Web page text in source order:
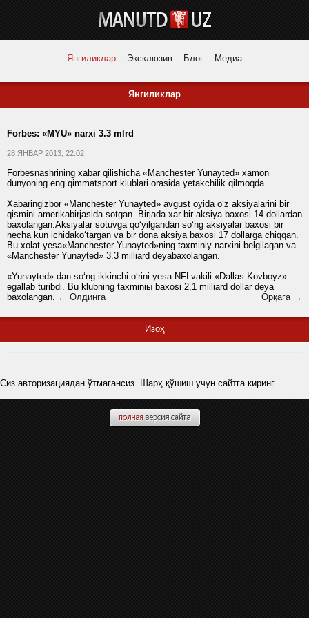
Янгиликлар Эксклюзив Блог Медиа
Янгиликлар
Forbes: «MYU» narxi 3.3 mlrd
28 ЯНВАР 2013, 22:02
Forbesnashrining xabar qilishicha «Manchester Yunayted» xamon
dunyoning eng qimmatsport klublari orasida yetakchilik qilmoqda.
Xabaringizbor «Manchester Yunayted» avgust oyida o‘z aksiyalarini bir
qismini amerikabirjasida sotgan. Birjada xar bir aksiya baxosi 14 dollardan
baxolangan.Aksiyalar sotuvga qo‘yilgandan so‘ng aksiyalar baxosi bir
necha kun ichidako‘targan va bir dona aksiya baxosi 17 dollarga chiqqan.
Bu xolat yesa«Manchester Yunayted»ning taxminiy narxini belgilagan va
«Manchester Yunayted» 3.3 milliard deyabaxolangan.
«Yunayted» dan so‘ng ikkinchi o‘rini yesa NFLvakili «Dallas Kovboyz»
egallab turibdi. Bu klubning taxminiы baxosi 2,1 milliard dollar deya
baxolangan. ← Олдинга Орқага →
Изоҳ
Сиз авторизациядан ўтмагансиз. Шарҳ қўшиш учун сайтга киринг.